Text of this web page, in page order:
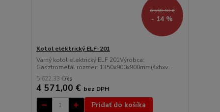
6 559,59 €
- 14 %
Kotol elektrický ELF-201
Varný kotol elektrický ELF 201Výrobca:
Gasztrometál rozmer: 1350x900x900mm(šxhxv...
5 622,33 €/ks
4 571,00 € bez DPH
Pridať do košíka